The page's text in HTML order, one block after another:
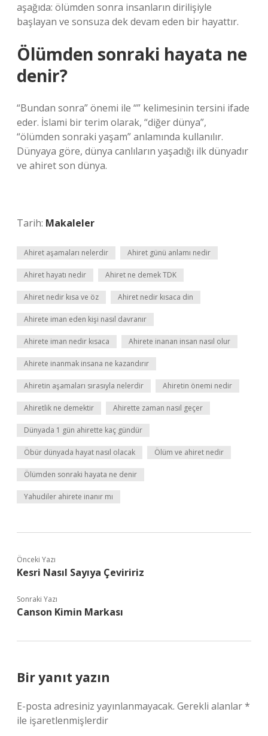
aşağıda: ölümden sonra insanların dirilişiyle
başlayan ve sonsuza dek devam eden bir hayattır.
Ölümden sonraki hayata ne
denir?
“Bundan sonra” önemi ile “” kelimesinin tersini ifade
eder. İslami bir terim olarak, “diğer dünya”,
“ölümden sonraki yaşam” anlamında kullanılır.
Dünyaya göre, dünya canlıların yaşadığı ilk dünyadır
ve ahiret son dünya.
Tarih: Makaleler
Ahiret aşamaları nelerdir Ahiret günü anlamı nedir
Ahiret hayatı nedir Ahiret ne demek TDK
Ahiret nedir kısa ve öz Ahiret nedir kısaca din
Ahirete iman eden kişi nasıl davranır
Ahirete iman nedir kısaca Ahirete inanan insan nasıl olur
Ahirete inanmak insana ne kazandırır
Ahiretin aşamaları sırasıyla nelerdir Ahiretin önemi nedir
Ahiretlik ne demektir Ahirette zaman nasıl geçer
Dünyada 1 gün ahirette kaç gündür
Öbür dünyada hayat nasıl olacak Ölüm ve ahiret nedir
Ölümden sonraki hayata ne denir
Yahudiler ahirete inanır mı
Önceki Yazı
Kesri Nasıl Sayıya Çeviririz
Sonraki Yazı
Canson Kimin Markası
Bir yanıt yazın
E-posta adresiniz yayınlanmayacak. Gerekli alanlar*
ile işaretlenmişlerdir